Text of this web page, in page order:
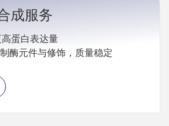
成服务
蛋白表达量
酶元件与修饰，质量稳定